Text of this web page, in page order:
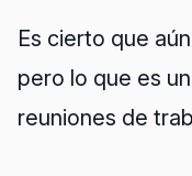
Es cierto que
pero lo que es
reuniones de